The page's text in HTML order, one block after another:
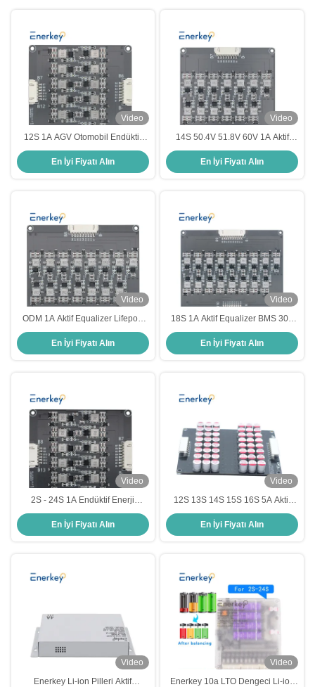
Video
12S 1A AGV Otomobil Endüktif
Bataryası Aktif Dengeci Destek
Kaskedi için Aktif Equalizer
En İyi Fiyatı Alın
Video
14S 50.4V 51.8V 60V 1A Aktif
Equalizer BMS Endüktif Li-ion LFP
Lipo Batarya Dengecisi
En İyi Fiyatı Alın
Video
ODM 1A Aktif Equalizer Lifepo4
LTO Lipo Li-Ion 16s Pil Paketi
Dengecisi
En İyi Fiyatı Alın
Video
18S 1A Aktif Equalizer BMS 30A
Aşırı Serbestleme Koruması
En İyi Fiyatı Alın
Video
2S - 24S 1A Endüktif Enerji
Transferü Aktif Equalizer 3.7V
Lipo / 3.2V Lifepo4 Pil Paketi
En İyi Fiyatı Alın
Video
12S 13S 14S 15S 16S 5A Aktif
Equalizer Board BMS LTO Lifepo4
Lityum Pil için
En İyi Fiyatı Alın
Video
Enerkey Li-ion Pilleri Aktif
Video
Enerkey 10a LTO Dengeci Li-ion